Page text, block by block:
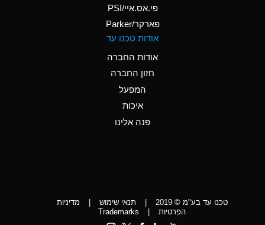
Ammonium Sulfate
*
Amyl Acetate (Banana
Aniline
D
פי.אס.איי/PSI
פארקר/Parker
אודות טכנו עד
אודות החברה
חזון החברה
המפעל
איכות
פנה אלינו
טכנו עד בע"מ © 2019 | תנאי שימוש |
מדיניות
הפרטיות
|
Trademarks